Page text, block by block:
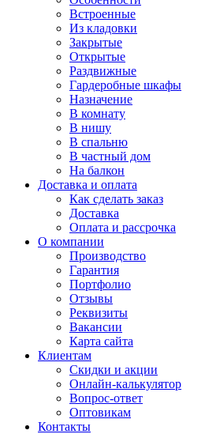
Встроенные
Из кладовки
Закрытые
Открытые
Раздвижные
Гардеробные шкафы
Назначение
В комнату
В нишу
В спальню
В частный дом
На балкон
Доставка и оплата
Как сделать заказ
Доставка
Оплата и рассрочка
О компании
Производство
Гарантия
Портфолио
Отзывы
Реквизиты
Вакансии
Карта сайта
Клиентам
Скидки и акции
Онлайн-калькулятор
Вопрос-ответ
Оптовикам
Контакты